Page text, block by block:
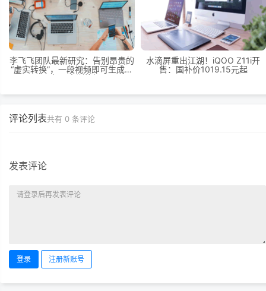
李飞飞团队最新研究：告别昂贵的
“虚实转换”，一段视频即可生成无
限机器人训练场
水滴屏重出江湖！iQOO Z11i开
售：国补价1019.15元起
评论列表共有 0 条评论
发表评论
登录 注册新账号